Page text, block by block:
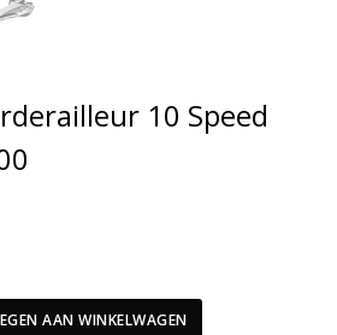
10 Speed
AAN WINKELWAGEN